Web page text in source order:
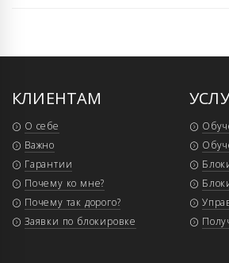
КЛИЕНТАМ
О себе
Важно
Гарантии
Почему ко мне?
Почему так дорого?
Заявки по блокировке